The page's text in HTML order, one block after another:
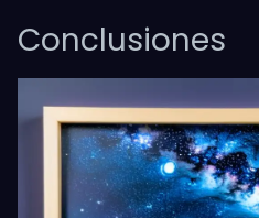
Conclusiones